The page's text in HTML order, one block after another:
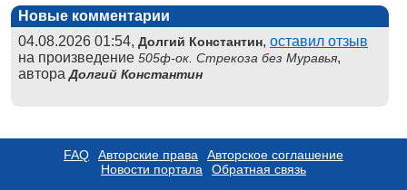
Новые комментарии
04.08.2026 01:54, Долгий Константин, оставил отзыв
на произведение 505ф-ок. Стрекоза без Муравья,
автораДолгий Константин
FAQ Авторские права
Авторское соглашение
Новости портала
Обратная связь